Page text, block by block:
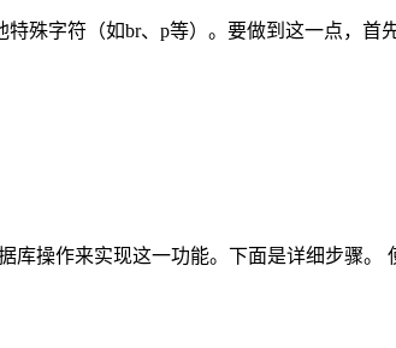
殊字符（如br、p等）。要做到这一点，
操作来实现这一功能。下面是详细步骤